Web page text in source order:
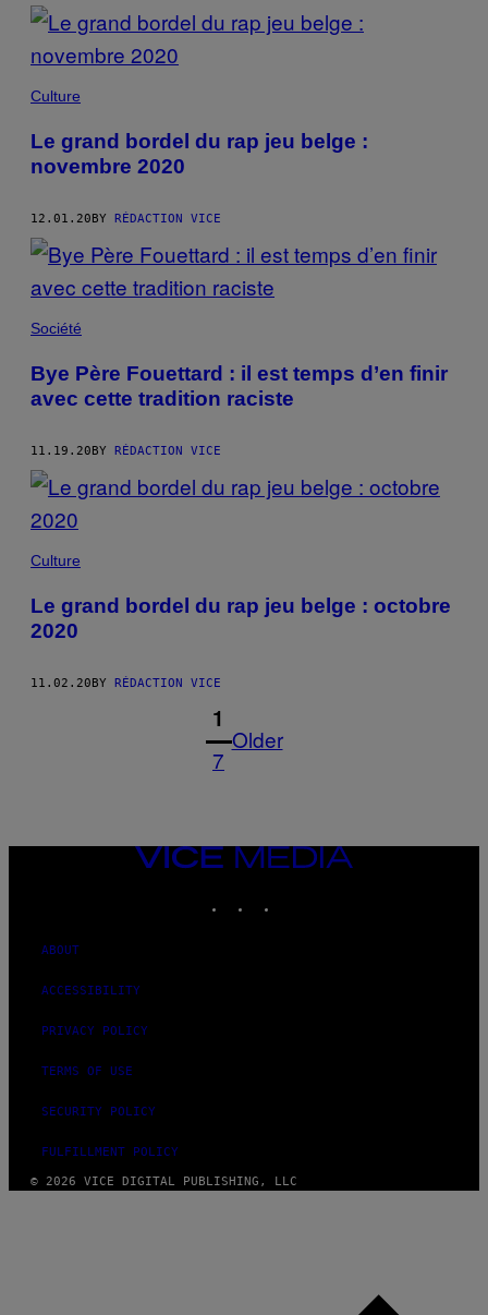
Culture
Le grand bordel du rap jeu belge :
novembre 2020
12.01.20 BY RÉDACTION VICE
Société
Bye Père Fouettard : il est temps d’en finir
avec cette tradition raciste
11.19.20 BY RÉDACTION VICE
Culture
Le grand bordel du rap jeu belge : octobre
2020
11.02.20 BY RÉDACTION VICE
1
7
Older
VICE
ABOUT
ACCESSIBILITY
PRIVACY POLICY
TERMS OF USE
SECURITY POLICY
FULFILLMENT POLICY
© 2026 VICE DIGITAL PUBLISHING, LLC